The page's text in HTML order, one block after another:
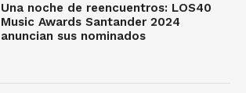
Una noche de reencuentros: LOS40
Music Awards Santander 2024
anuncian sus nominados